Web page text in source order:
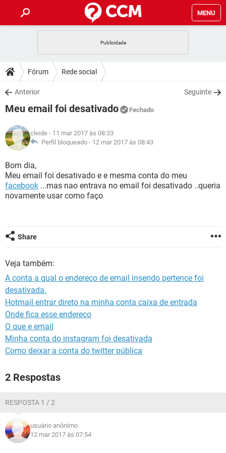
MENU
CELULAR
OUTLOOK
INSTAGRAM GMAIL
GUIA DE COMPRAS
DICAS
JOGOS
INSTAGRAM
GUIA DE COMPRAS
DOWNLOADS
JOGOS WHATSAPP
CELULAR
OUTLOOK EXCEL
INSTAGRAM
GUIA DE COMPRAS
JOGOS
CELULAR
OUTLOOK
INSTAGRAM GMAIL
GLOSSÁRIO
JOGOS
CELULAR FACEBOOK
OUTLOOK
GUIA DE COMPRAS
Fórum Rede social
Anterior Seguinte
Meu email foi desativado Fechado
cleide - 11 mar 2017 às 08:33
Perfil bloqueado - 12 mar 2017 às 08:43
Bom dia,
Meu email foi desativado e e mesma conta do meu
facebook ...mas nao entrava no email foi desativado ..queria
novamente usar como faço
Share
Veja também:
A conta a qual o endereço de email inserido pertence foi
desativada.
Hotmail entrar direto na minha conta caixa de entrada
Onde fica esse endereço
O que e email
Minha conta do instagram foi desativada
Como deixar a conta do twitter pública
2 Respostas
RESPOSTA 1 / 2
usuário anônimo
12 mar 2017 às 07:54